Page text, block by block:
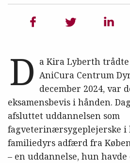
D a Kira Lyberth
AniCura Centrum
december 2024, var
eksamensbevis i hånden.
afsluttet uddannelsen som
fagveterinærsygeplejerske
familiedyrs adfærd fra
– en uddannelse, hun